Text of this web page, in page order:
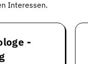
Interessen.
-